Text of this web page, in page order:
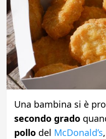
Una bambina si è
secondo grado
pollodel McDonald’s